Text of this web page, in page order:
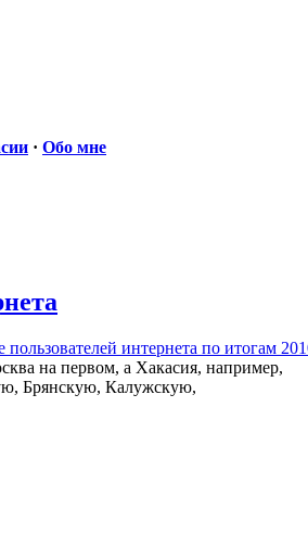
· Обо мне
интернета по итогам
на первом, а Хакасия, например,
Брянскую, Калужскую,